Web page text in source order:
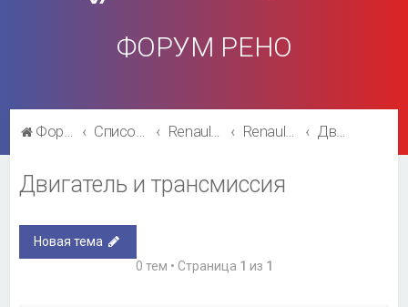
ФОРУМ РЕНО
Форум Рено Список форумов Renault Fluence Renault Fluence Двигатель и трансмиссия
Двигатель и трансмиссия
Новая тема
0 тем • Страница 1 из 1